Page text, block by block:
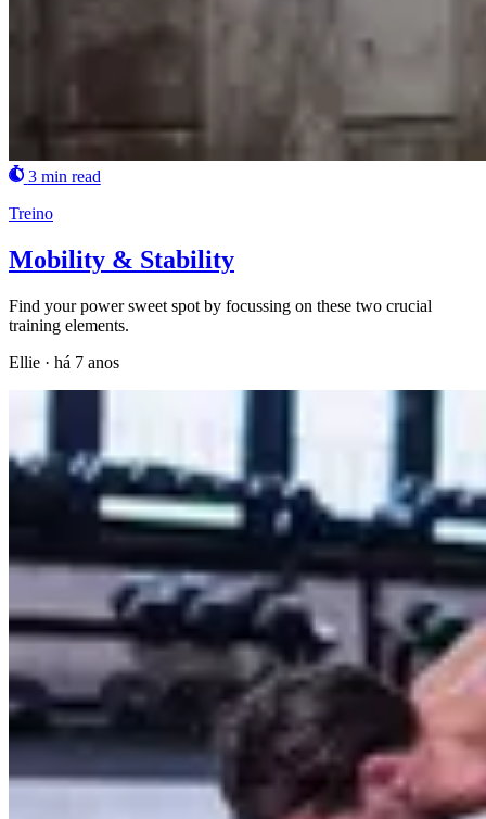
3 min read
Treino
Mobility & Stability
Find your power sweet spot by focussing on these two crucial
training elements.
Ellie · há 7 anos